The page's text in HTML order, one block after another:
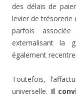
des délais de
levier de trésorerie
parfois
externalisant la
également
Toutefois,
universelle. Il